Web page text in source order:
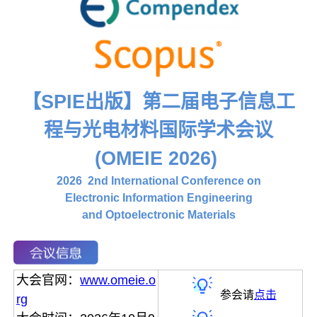
【SPIE出版】第二届电子信息工
程与光电材料国际学术会议
(OMEIE 2026)
2026 2nd International Conference on
Electronic Information Engineering
and Optoelectronic Materials
大会官网：www.omeie.o
rg
参会请点击